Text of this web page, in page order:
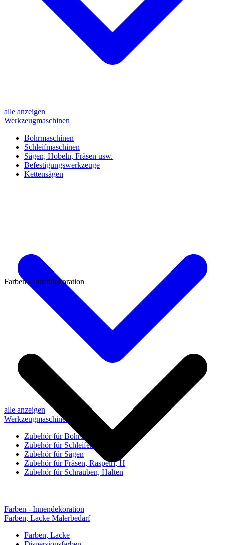
alle anzeigen
Werkzeugmaschinen
Bohrmaschinen
Schleifmaschinen
Sägen, Hobeln, Fräsen usw.
Befestigungswerkzeuge
Kettensägen
alle anzeigen
Werkzeugmaschinen-Zubehör
Zubehör für Bohren, Bohrhilfen
Zubehör für Schleifen, Poliere
Zubehör für Sägen
Zubehör für Fräsen, Raspeln, H
Zubehör für Schrauben, Halten
Farben - Innendekoration
Farben - Innendekoration
Farben, Lacke Malerbedarf
Farben, Lacke